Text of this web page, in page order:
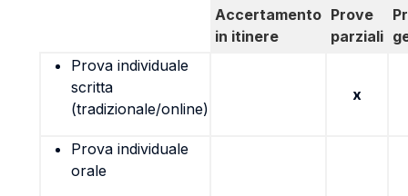
Accertamento
in itinere
Prove
parziali
Prova individuale
scritta
(tradizionale/online)
x
Prova individuale
orale